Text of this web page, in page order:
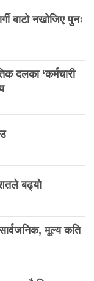
बाटो नखोजिए पुनः
दलका ‘कर्मचारी
बढ्यो
मूल्य कति